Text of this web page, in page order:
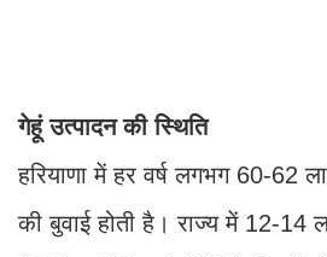
गेहूं उत्पादन की स्थिति
हरियाणा में हर वर्ष लगभग 60-62
की बुवाई होती है। राज्य में 12-14